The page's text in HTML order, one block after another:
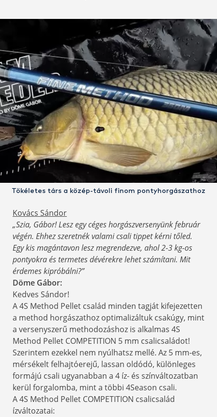
Tökéletes társ a közép-távoli finom pontyhorgászathoz
Kovács Sándor
„Szia, Gábor! Lesz egy céges horgászversenyünk február
végén. Ehhez szeretnék valami csali tippet kérni tőled.
Egy kis magántavon lesz megrendezve, ahol 2-3 kg-os
pontyokra és termetes dévérekre lehet számítani. Mit
érdemes kipróbálni?”
Döme Gábor:
Kedves Sándor!
A 4S Method Pellet család minden tagját kifejezetten
a method horgászathoz optimalizáltuk csakúgy, mint
a versenyszerű methodozáshoz is alkalmas 4S
Method Pellet COMPETITION 5 mm csalicsaládot!
Szerintem ezekkel nem nyúlhatsz mellé. Az 5 mm-es,
mérsékelt felhajtóerejű, lassan oldódó, különleges
formájú csali ugyanabban a 4 íz- és színváltozatban
kerül forgalomba, mint a többi 4Season csali.
A 4S Method Pellet COMPETITION csalicsalád
ízváltozatai: